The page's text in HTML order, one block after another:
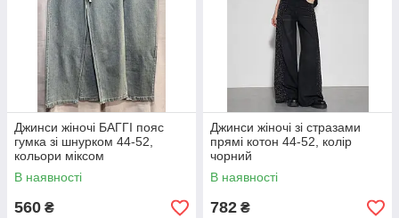
Джинси жіночі БАГГІ пояс
гумка зі шнурком 44-52,
кольори міксом
В наявності
560 ₴
Джинси жіночі зі стразами
прямі котон 44-52, колір
чорний
В наявності
782 ₴